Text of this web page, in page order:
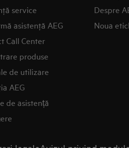
service
asistenţă AEG
Call Center
produse
de utilizare
AEG
de asistență
Despre
Noua